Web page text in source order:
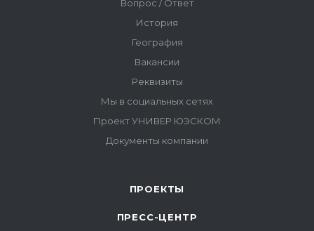
ПРОЕКТЫ
ПРЕСС-ЦЕНТР